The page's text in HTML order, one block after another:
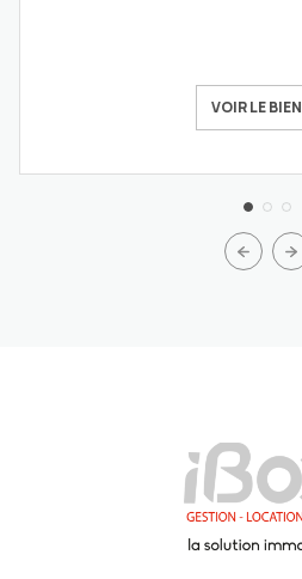
VOIR LE BIEN